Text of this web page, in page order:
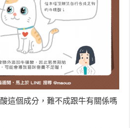
這個成分，難不成跟牛有關係嗎